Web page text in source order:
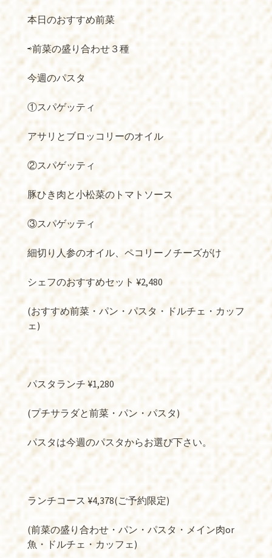
本日のおすすめ前菜
⇨前菜の盛り合わせ３種
今週のパスタ
①スパゲッティ
アサリとブロッコリーのオイル
②スパゲッティ
豚ひき肉と小松菜のトマトソース
③スパゲッティ
細切り人参のオイル、ペコリーノチーズがけ
シェフのおすすめセット ¥2,480
(おすすめ前菜・パン・パスタ・ドルチェ・カッフ
ェ)
パスタランチ ¥1,280
(プチサラダと前菜・パン・パスタ)
パスタは今週のパスタからお選び下さい。
ランチコース ¥4,378(ご予約限定)
(前菜の盛り合わせ・パン・パスタ・メイン肉or
魚・ドルチェ・カッフェ)